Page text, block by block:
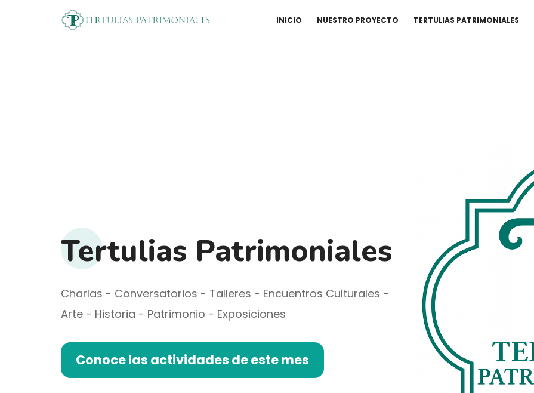
INICIO NUESTRO PROYECTO TERTULIAS PATRIMONIALES
Tertulias Patrimoniales
Charlas - Conversatorios - Talleres - Encuentros Culturales -
Arte - Historia - Patrimonio - Exposiciones
Conoce las actividades de este mes